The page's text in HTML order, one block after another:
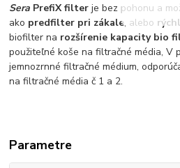
Sera PrefiX filter je bez pohonu a
ako predfilter pri zákale, alebo
biofilter na rozšírenie kapacity bio
použiteľné koše na filtračné média, V
jemnozrnné filtračné médium,
na filtračné média č 1 a 2.
Parametre